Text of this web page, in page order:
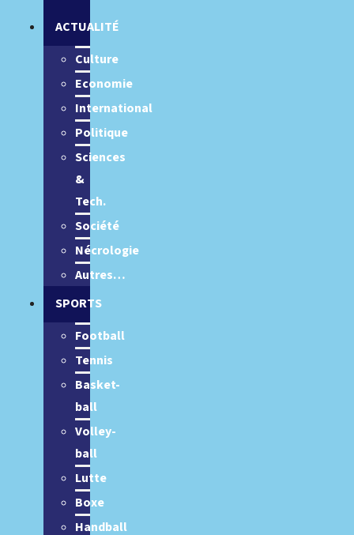
ACTUALITÉ
Culture
Economie
International
Politique
Sciences
&
Tech.
Société
Nécrologie
Autres…
SPORTS
Football
Tennis
Basket-
ball
Volley-
ball
Lutte
Boxe
Handball